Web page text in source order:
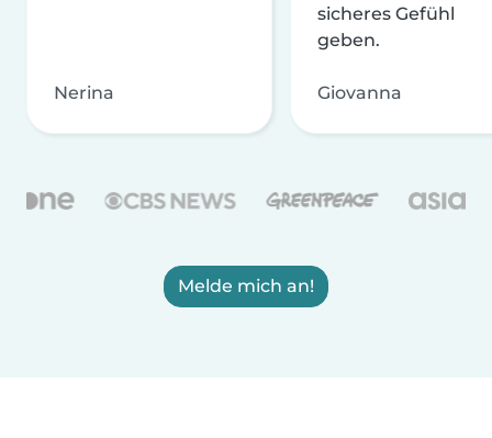
Nerina
sicheres Gefühl
geben.
Giovanna
Melde mich an!